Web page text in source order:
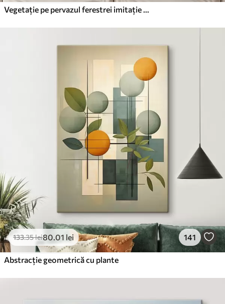
Vegetație pe pervazul ferestrei imitație de acuarelă
133.35lei80.01 lei 141
Abstracție geometrică cu plante